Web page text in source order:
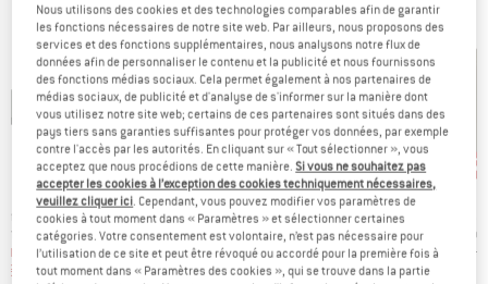
Mat
réduit
de
€
MARQUE
STOIC
Article
NijakSt. II Sleeping Mat
Product group
Matelas de camping
Prix
149,95 € Prix réduit
à partir de
84,77 €
Remise
Jusqu'à -47 %
MARQUE
STOIC
Article
NjavveSt. 2P
Product group
Tente 2 places
Prix
299,95 €Prix réduit
164,97 €
Remise
-45 %
9,95
-
Nous utilisons des cookies et des technologies comparables afin de garantir
les fonctions nécessaires de notre site web. Par ailleurs, nous proposons des
services et des fonctions supplémentaires, nous analysons notre flux de
données afin de personnaliser le contenu et la publicité et nous fournissons
des fonctions médias sociaux. Cela permet également à nos partenaires de
médias sociaux, de publicité et d'analyse de s'informer sur la manière dont
vous utilisez notre site web; certains de ces partenaires sont situés dans des
pays tiers sans garanties suffisantes pour protéger vos données, par exemple
contre l'accès par les autorités. En cliquant sur « Tout sélectionner », vous
acceptez que nous procédions de cette manière.Si vous ne souhaitez pas
accepter les cookies à l’exception des cookies techniquement nécessaires,
veuillez cliquer ici. Cependant, vous pouvez modifier vos paramètres de
cookies à tout moment dans « Paramètres » et sélectionner certaines
catégories. Votre consentement est volontaire, n’est pas nécessaire pour
l’utilisation de ce site et peut être révoqué ou accordé pour la première fois à
tout moment dans « Paramètres des cookies », qui se trouve dans la partie